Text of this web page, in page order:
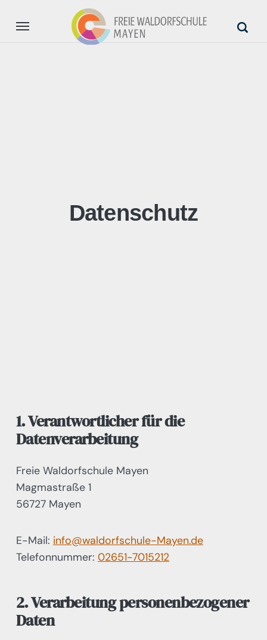
Datenschutz
1. Verantwortlicher für die
Datenverarbeitung
Freie Waldorfschule Mayen
Magmastraße 1
56727 Mayen
E-Mail: info@waldorfschule-Mayen.de
Telefonnummer: 02651-7015212
2. Verarbeitung personenbezogener
Daten